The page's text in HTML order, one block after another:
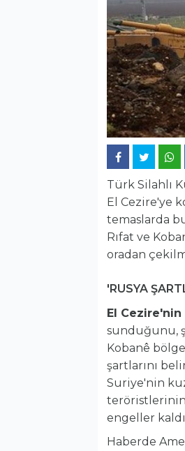
Türk Silahlı
El Cezire'ye
temaslarda
Rıfat ve
oradan
'RUSYA
El
sunduğunu,
Kobanê
şartlarını
Suriye'nin
teröristlerinin
engeller
Haberde